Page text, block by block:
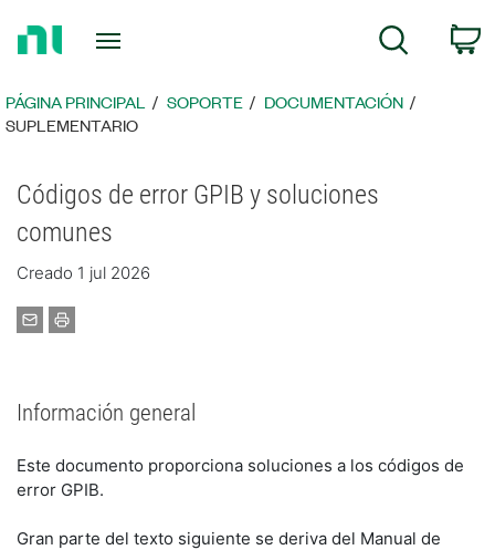
página
principal
Búsqueda
PÁGINA PRINCIPAL SOPORTE
DOCUMENTACIÓN
SUPLEMENTARIO
Códigos de error GPIB y soluciones
comunes
Creado 1 jul 2026
Información general
Este documento proporciona soluciones a los códigos de
error GPIB.
Gran parte del texto siguiente se deriva del Manual de